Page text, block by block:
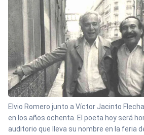
Elvio Romero junto a Víctor Jacinto
en los años ochenta. El poeta hoy será
auditorio que lleva su nombre en la feria